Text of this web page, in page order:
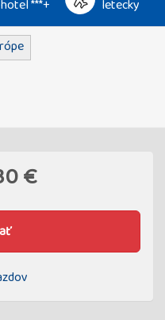
hotel ***+ letecky
€